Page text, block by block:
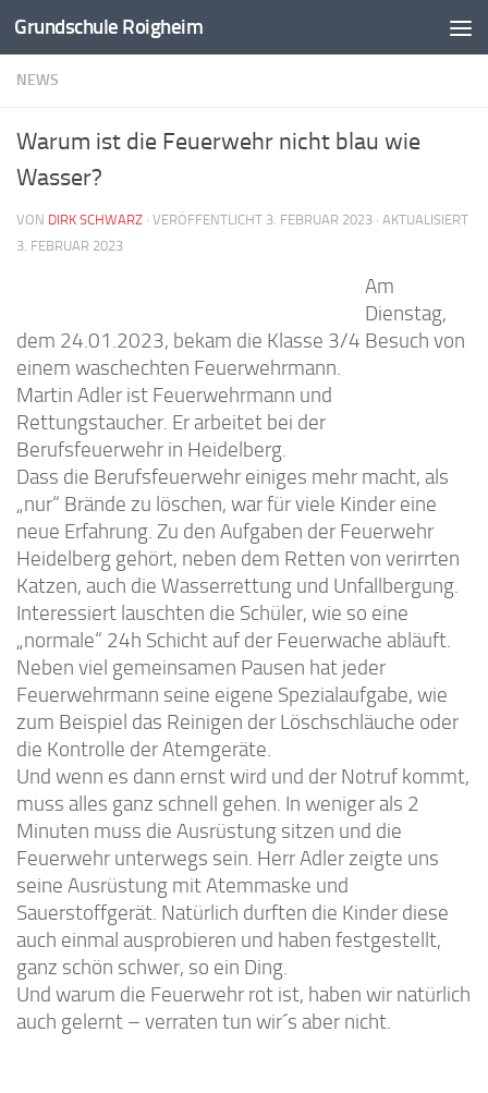
Zum Inhalt springen
Grundschule Roigheim
NEWS
Warum ist die Feuerwehr nicht blau wie
Wasser?
VON DIRK SCHWARZ · VERÖFFENTLICHT 3. FEBRUAR 2023 · AKTUALISIERT
3. FEBRUAR 2023
Am
Dienstag,
dem 24.01.2023, bekam die Klasse 3/4 Besuch von
einem waschechten Feuerwehrmann.
Martin Adler ist Feuerwehrmann und
Rettungstaucher. Er arbeitet bei der
Berufsfeuerwehr in Heidelberg.
Dass die Berufsfeuerwehr einiges mehr macht, als
„nur“ Brände zu löschen, war für viele Kinder eine
neue Erfahrung. Zu den Aufgaben der Feuerwehr
Heidelberg gehört, neben dem Retten von verirrten
Katzen, auch die Wasserrettung und Unfallbergung.
Interessiert lauschten die Schüler, wie so eine
„normale“ 24h Schicht auf der Feuerwache abläuft.
Neben viel gemeinsamen Pausen hat jeder
Feuerwehrmann seine eigene Spezialaufgabe, wie
zum Beispiel das Reinigen der Löschschläuche oder
die Kontrolle der Atemgeräte.
Und wenn es dann ernst wird und der Notruf kommt,
muss alles ganz schnell gehen. In weniger als 2
Minuten muss die Ausrüstung sitzen und die
Feuerwehr unterwegs sein. Herr Adler zeigte uns
seine Ausrüstung mit Atemmaske und
Sauerstoffgerät. Natürlich durften die Kinder diese
auch einmal ausprobieren und haben festgestellt,
ganz schön schwer, so ein Ding.
Und warum die Feuerwehr rot ist, haben wir natürlich
auch gelernt – verraten tun wir´s aber nicht.